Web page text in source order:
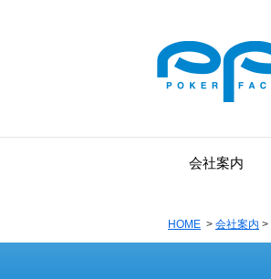
会社案内
HOME > 会社案内 >